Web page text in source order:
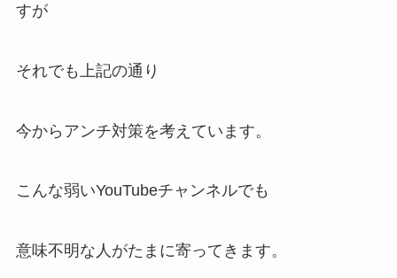
すが
それでも上記の通り
今からアンチ対策を考えています。
こんな弱いYouTubeチャンネルでも
意味不明な人がたまに寄ってきます。